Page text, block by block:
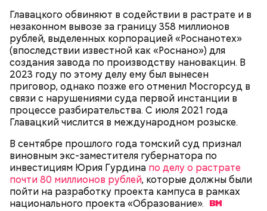
Главацкого обвиняют в содействии в растрате и в
незаконном вывозе за границу 358 миллионов
рублей, выделенных корпорацией «Роснанотех»
(впоследствии известной как «Роснано») для
создания завода по производству нановакцин. В
2023 году по этому делу ему был вынесен
приговор, однако позже его отменил Мосгорсуд в
связи с нарушениями суда первой инстанции в
процессе разбирательства. С июля 2021 года
Главацкий числится в международном розыске.
В сентябре прошлого года томский суд признал
виновным экс-заместителя губернатора по
инвестициям Юрия Гурдина по делу о растрате
почти 80 миллионов рублей, которые должны были
пойти на разработку проекта кампуса в рамках
национального проекта«Образование».
Кто еще был жертвой Миссюры
Как идет расследование